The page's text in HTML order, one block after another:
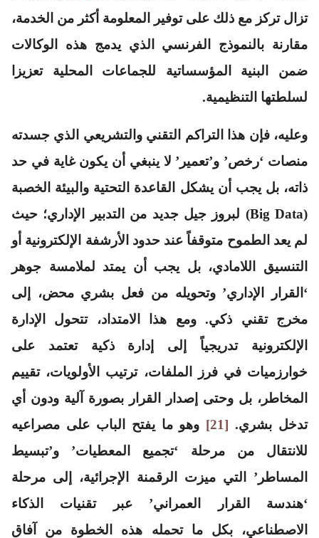
تزال تركز مع ذلك على توفير المعلومة أكثر من الخدمة،
مقارنة بالنموذج الفرنسي الذي يدمج هذه الوكالات
ضمن البنية المؤسساتية للجماعات المحلية تعزيزا
لسلطتها التنظيمية.
وعليه، فإن هذا التراكم التقني والتشريعي الذي جسدته
منصات ‘رخص’ و’تعمير’ لا ينبغي أن يكون غاية في حد
ذاته، بل يجب أن يشكل القاعدة التحتية والبيئة الخصبة
(Big Data) لبروز جيل جديد من التدبير الإداري؛ حيث
لم يعد الطموح متوقفاً عند حدود الأرشفة الإلكترونية أو
التنسيق اللامادي، بل يجب أن يمتد لملامسة جوهر
‘القرار الإداري’ وتحويله من فعل بشري محض، إلى
مخرج تقني ذكي. ومع هذا الامتداد، تتحول الإدارة
الإلكترونية تدريجياً إلى إدارة ذكية تعتمد على
خوارزميات في فرز الملفات، ترتيب الأولويات، تقييم
المخاطر، بل وحتى إصدار القرار بصورة آلية ودون أي
تدخل بشري. [21]
وهو ما يفتح الباب على مصراعيه
للانتقال من مرحلة ‘تجميع المعطيات’ و’تبسيط
المساطر’ التي ميزت الرقمنة الإجرائية، إلى مرحلة
‘هندسة القرار العمراني’ عبر تقنيات الذكاء
الاصطناعي، بكل ما تحمله هذه الخطوة من آفاق